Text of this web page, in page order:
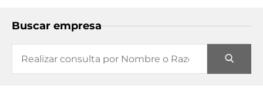
Buscar empresa